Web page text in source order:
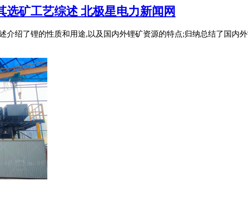
选矿工艺综述 北极星电力新闻网
介绍了锂的性质和用途,以及国内外锂矿资源的特点;归纳总结了国内